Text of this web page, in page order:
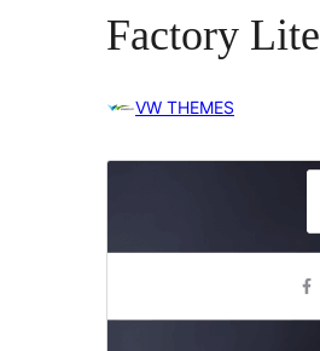
Factory Lite
VW THEMES